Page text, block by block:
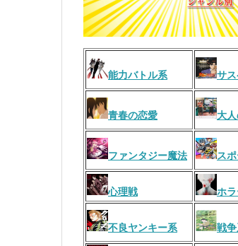
能力バトル系 サ
青春の恋愛 大
ファンタジー魔法 ス
心理戦 ホ
不良ヤンキー系 戦